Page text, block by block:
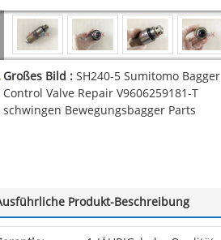
Großes Bild : SH240-5 Sumitomo Bagger
Control Valve Repair V9606259181-T
schwingen Bewegungsbagger Parts
Produkt-Beschreibung